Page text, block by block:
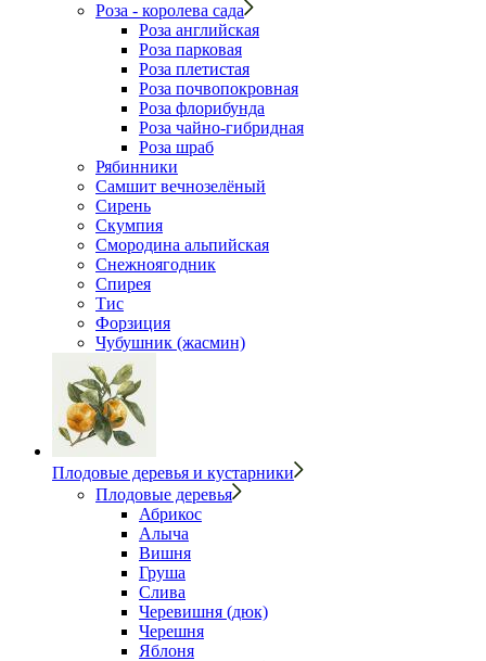
Роза - королева сада
Роза английская
Роза парковая
Роза плетистая
Роза почвопокровная
Роза флорибунда
Роза чайно-гибридная
Роза шраб
Рябинники
Самшит вечнозелёный
Сирень
Скумпия
Смородина альпийская
Снежноягодник
Спирея
Тис
Форзиция
Чубушник (жасмин)
Плодовые деревья и кустарники
Плодовые деревья
Абрикос
Алыча
Вишня
Груша
Слива
Черевишня (дюк)
Черешня
Яблоня